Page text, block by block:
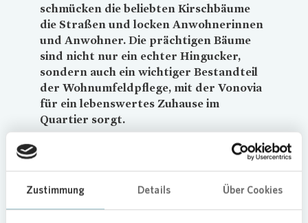
Zustimmung Details Über Cookies
schmücken die beliebten Kirschbäume
die Straßen und locken Anwohnerinnen
und Anwohner. Die prächtigen Bäume
sind nicht nur ein echter Hingucker,
sondern auch ein wichtiger Bestandteil
der Wohnumfeldpflege, mit der Vonovia
für ein lebenswertes Zuhause im
Quartier sorgt.
Loading...